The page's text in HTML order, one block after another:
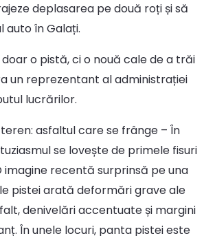
deplasarea pe două roți și să
auto în Galați.
doar o pistă, ci o nouă cale de a trăi
un reprezentant al administrației
lucrărilor.
asfaltul care se frânge – În
se lovește de primele fisuri
imagine recentă surprinsă pe una
pistei arată deformări grave ale
denivelări accentuate și margini
În unele locuri, panta pistei este